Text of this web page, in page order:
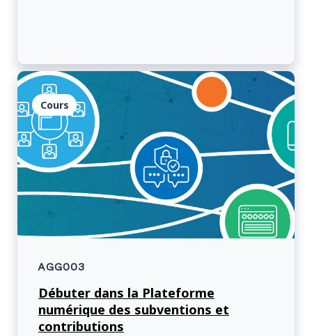
Cours
AGG003
Débuter dans la Plateforme
numérique des subventions et
contributions